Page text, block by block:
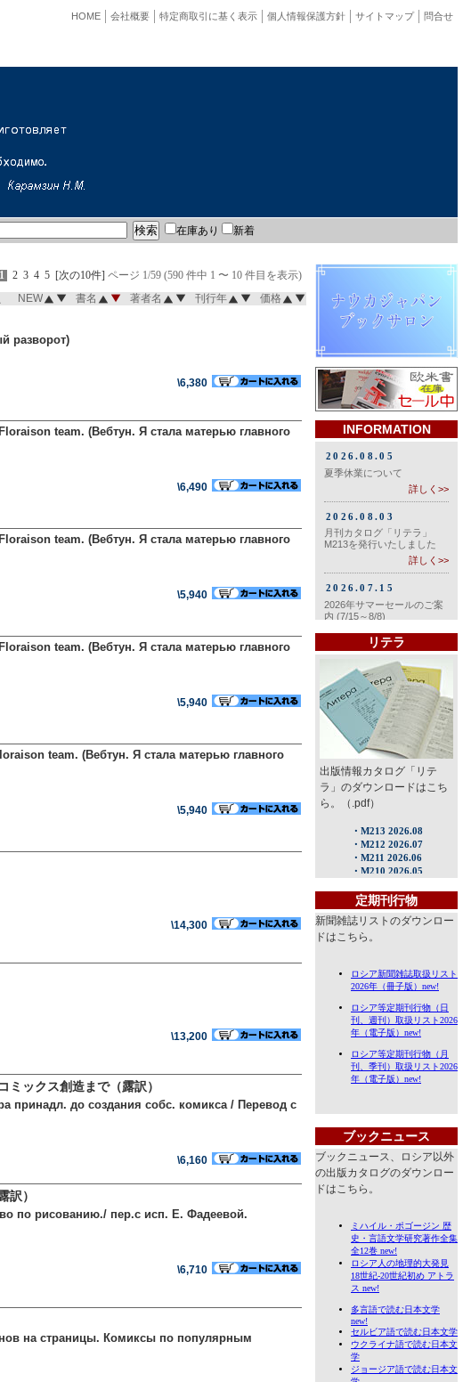
問合せ
サイトマップ
個人情報保護方針
特定商取引に基く表示
会社概要
HOME
在庫あり 新着
1 2 3 4 5 [次の10件] ページ 1/59 (590 件中 1 〜 10 件目を表示)
NEW 書名 著者名 刊行年 価格
разворот)
\6,380
team. (Вебтун. Я стала матерью главного
\6,490
team. (Вебтун. Я стала матерью главного
\5,940
team. (Вебтун. Я стала матерью главного
\5,940
team. (Вебтун. Я стала матерью главного
\5,940
\14,300
\13,200
ックス創造まで（露訳）
принадл. до создания собс. комикса / Перевод с
\6,160
）
по рисованию./ пер.с исп. Е. Фадеевой.
\6,710
на страницы. Комиксы по популярным
INFORMATION
リテラ
出版情報カタログ「リテ
ラ」のダウンロードはこち
ら。（.pdf）
定期刊行物
新聞雑誌リストのダウンロー
ドはこちら。
ブックニュース
ブックニュース、ロシア以外
の出版カタログのダウンロー
ドはこちら。